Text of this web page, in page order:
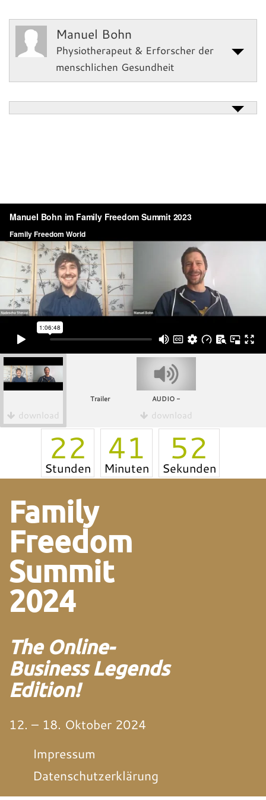
Manuel Bohn
Physiotherapeut & Erforscher der
menschlichen Gesundheit
download
Trailer AUDIO -
download
22
Stunden 41
Minuten 52
Sekunden
Family
Freedom
Summit
2024
The Online-
Business Legends
Edition!
12. – 18. Oktober 2024
Impressum
Datenschutzerklärung